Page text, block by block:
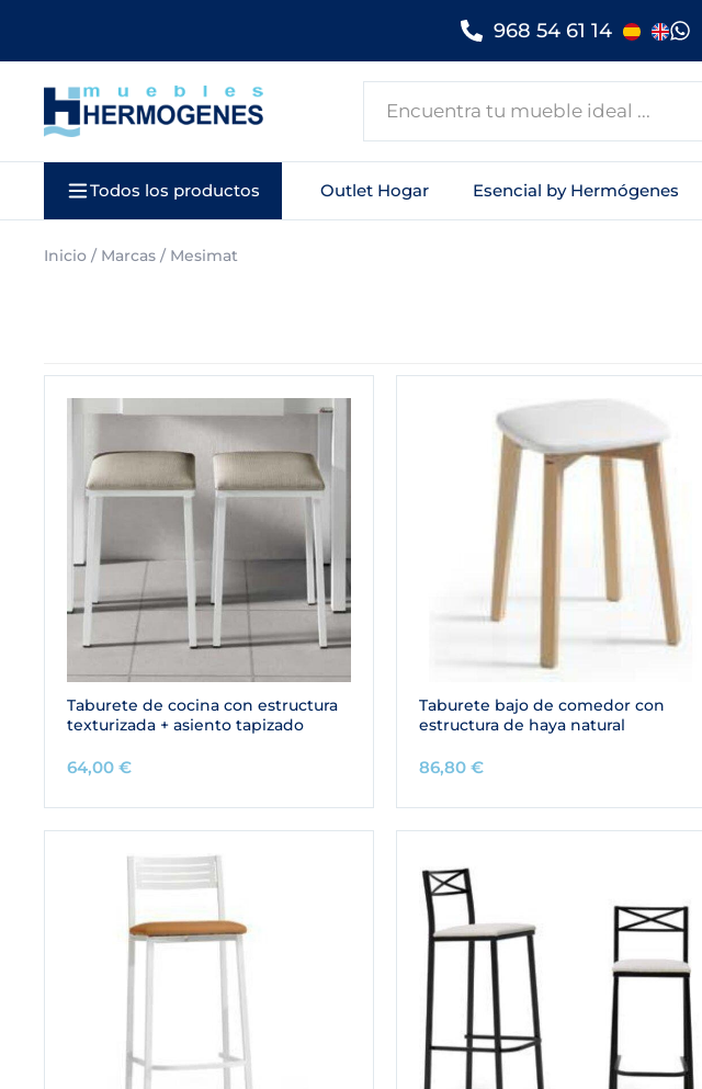
contenido
968 54 61 14
Todos los productos Outlet Hogar Esencial by Hermógenes
Inicio / Marcas / Mesimat
Taburete de cocina con estructura
texturizada + asiento tapizado
64,00 €
Taburete bajo de comedor con
estructura de haya natural
86,80 €